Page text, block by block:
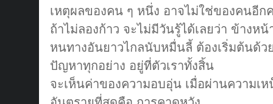
เหตุผลของคน ๆ หนึ่ง อาจไม่ใช่ของคนอีก
ถ้าไม่ลองก้าว จะไม่มีวันรู้ได้เลยว่า ข้างหน้
หนทางอันยาวไกลนับหมื่นลี้ ต้องเริ่มต้นด้ว
ปัญหาทุกอย่าง อยู่ที่ตัวเราทั้งสิ้น
จะเห็นค่าของความอบอุ่น เมื่อผ่านความเ